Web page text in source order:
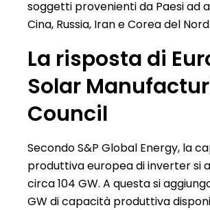
soggetti provenienti da Paesi ad
Cina, Russia, Iran e Corea del Nord.
La risposta di
Solar
Council
Secondo S&P Global Energy, la
produttiva europea di inverter si
circa 104 GW. A questa si
GW di capacità produttiva